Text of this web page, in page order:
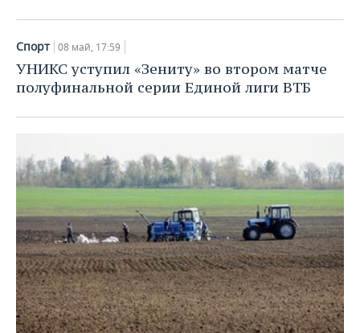
Спорт 08 май, 17:59
УНИКС уступил «Зениту» во втором матче
полуфинальной серии Единой лиги ВТБ